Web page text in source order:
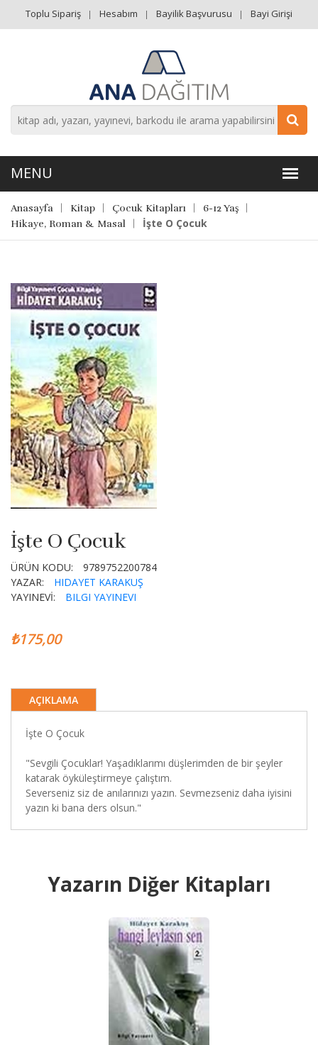
Toplu Sipariş Hesabım Bayilik Başvurusu Bayi Girişi
Anasayfa Kitap Çocuk Kitapları
6-12 Yaş
Hikaye, Roman & Masal
İşte O Çocuk
İşte O Çocuk
ÜRÜN KODU:
9789752200784
YAZAR:
HIDAYET KARAKUŞ
YAYINEVİ:
BILGI YAYINEVI
₺175,00
AÇIKLAMA
İşte O Çocuk
"Sevgili Çocuklar! Yaşadıklarımı düşlerimden de bir şeyler
katarak öyküleştirmeye çalıştım.
Severseniz siz de anılarınızı yazın. Sevmezseniz daha iyisini
yazın ki bana ders olsun."
Yazarın Diğer Kitapları